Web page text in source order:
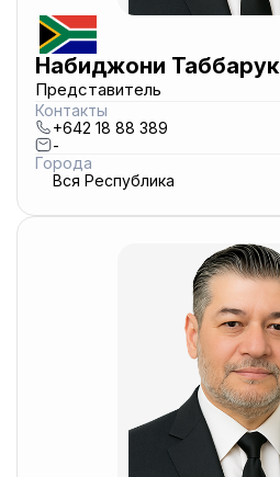
Набиджони Таббарук
Представитель
Контакты
+642 18 88 389
-
Города
Вся Республика